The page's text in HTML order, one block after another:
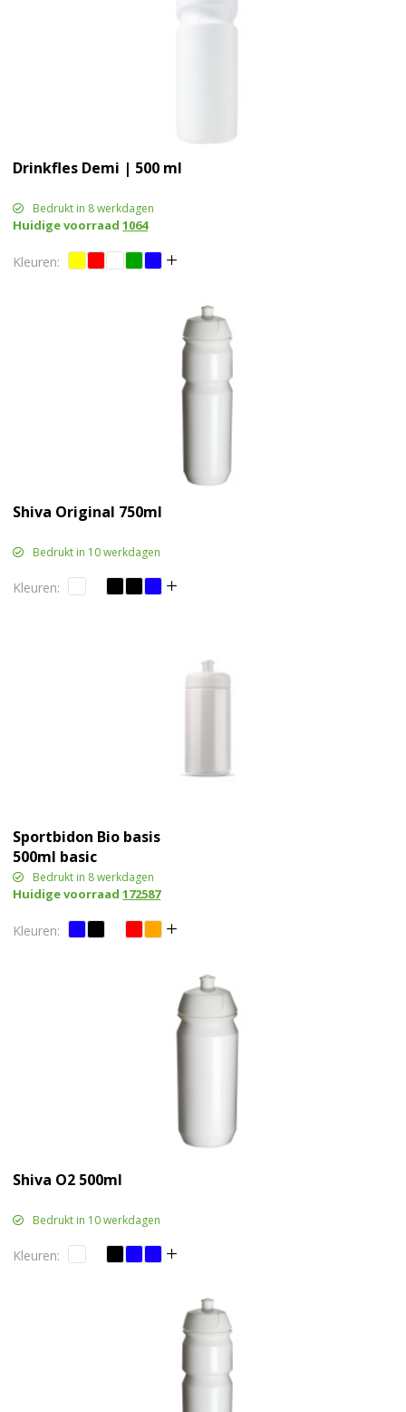
Drinkfles Demi | 500 ml
Bedrukt in 8 werkdagen
Huidige voorraad1064
Shiva Original 750ml
Bedrukt in 10 werkdagen
Sportbidon Bio basis
500ml basic
Bedrukt in 8 werkdagen
Huidige voorraad172587
Shiva O2 500ml
Bedrukt in 10 werkdagen